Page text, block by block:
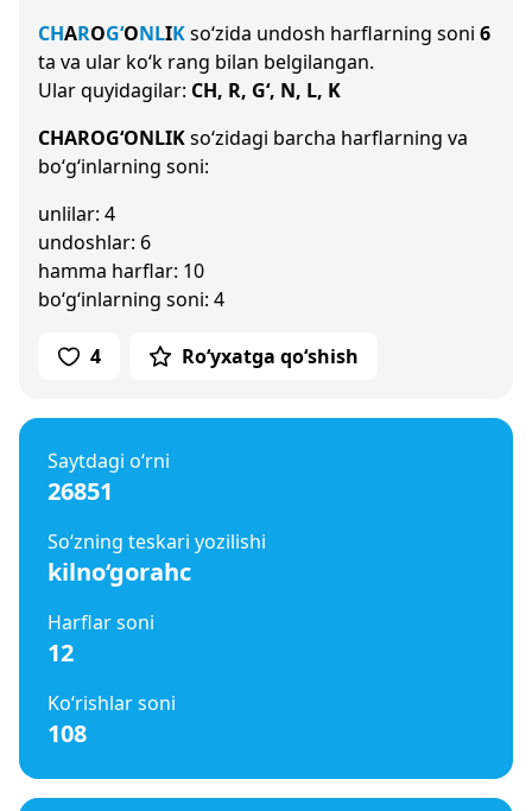
CHAROG‘ONLIKso‘zida undosh harflarning soni 6
ta va ular ko‘k rang bilan belgilangan.
Ular quyidagilar: CH, R, G‘, N, L, K
CHAROG‘ONLIKso‘zidagi barcha harflarning va
bo‘g‘inlarning soni:
unlilar: 4
undoshlar: 6
hamma harflar: 10
bo‘g‘inlarning soni: 4
4 Ro‘yxatga qo‘shish
Saytdagi o‘rni
26851
So‘zning teskari yozilishi
kilno‘gorahc
Harflar soni
12
Ko‘rishlar soni
108